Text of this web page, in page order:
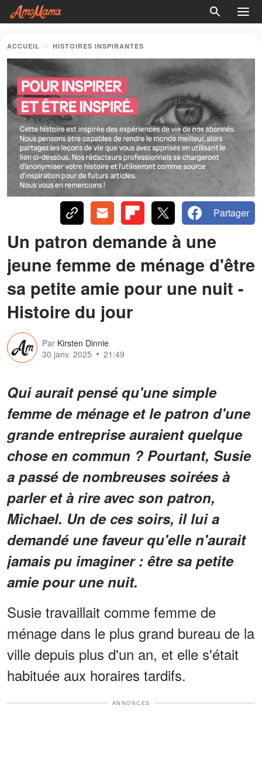
ACCUEIL HISTOIRES INSPIRANTES
Partager
Un patron demande à une
jeune femme de ménage d'être
sa petite amie pour une nuit -
Histoire du jour
Par Kirsten Dinnie
30 janv. 2025
21:49
Qui aurait pensé qu'une simple
femme de ménage et le patron d'une
grande entreprise auraient quelque
chose en commun ? Pourtant, Susie
a passé de nombreuses soirées à
parler et à rire avec son patron,
Michael. Un de ces soirs, il lui a
demandé une faveur qu'elle n'aurait
jamais pu imaginer : être sa petite
amie pour une nuit.
Susie travaillait comme femme de
ménage dans le plus grand bureau de la
ville depuis plus d'un an, et elle s'était
habituée aux horaires tardifs.
ANNONCES